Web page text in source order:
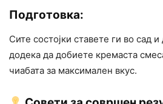
Подготовка:
Сите состојки ставете ги во сад
додека да добиете кремаста
чиабата за максимален вкус.